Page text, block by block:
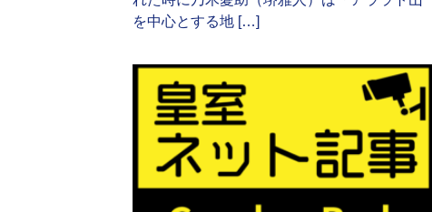
を中心とする地 […]